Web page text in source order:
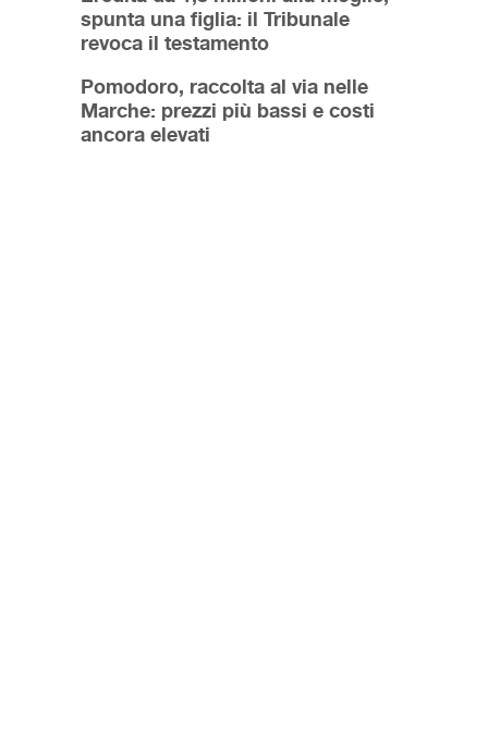
spunta una figlia: il Tribunale
revoca il testamento
Pomodoro, raccolta al via nelle
Marche: prezzi più bassi e costi
ancora elevati